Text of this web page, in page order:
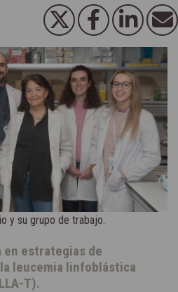
y su grupo de trabajo.
en estrategias de
leucemia linfoblástica
T).